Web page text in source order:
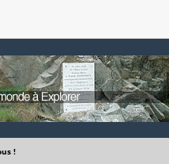
!